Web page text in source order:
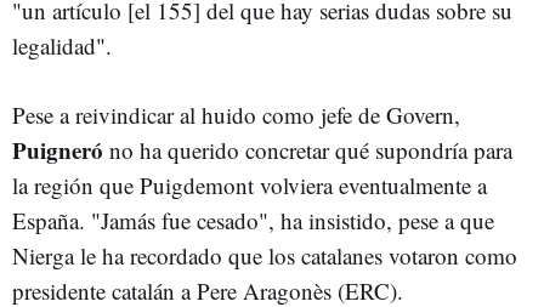
"un artículo [el 155] del que hay serias dudas sobre su
legalidad".
Pese a reivindicar al huido como jefe de Govern,
Puigneró no ha querido concretar qué supondría para
la región que Puigdemont volviera eventualmente a
España. "Jamás fue cesado", ha insistido, pese a que
Nierga le ha recordado que los catalanes votaron como
presidente catalán a Pere Aragonès (ERC).